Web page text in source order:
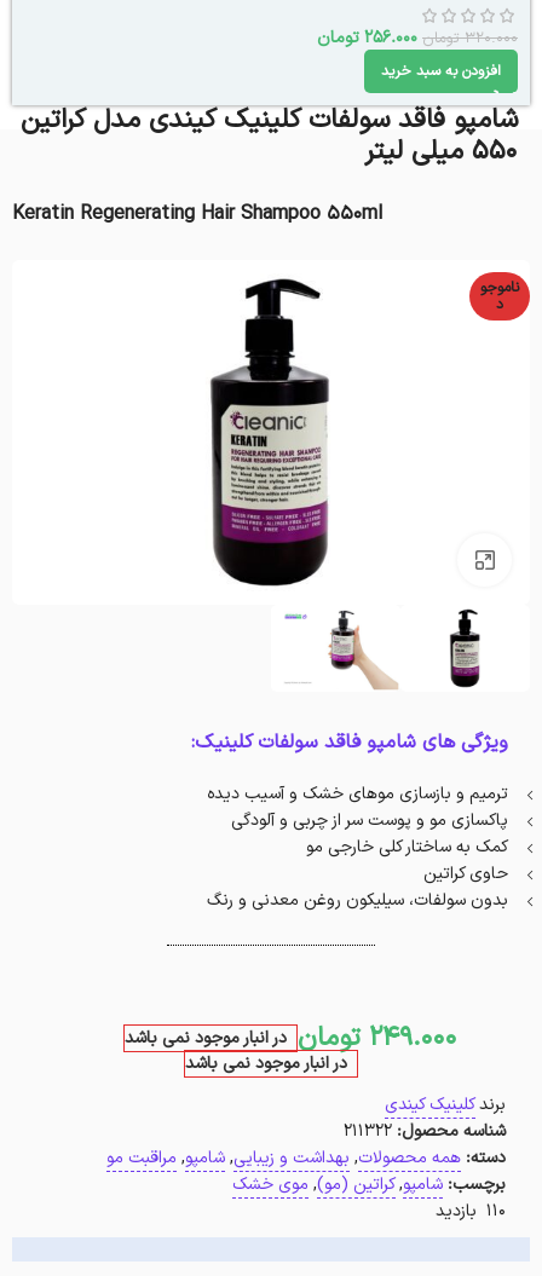
320.000 تومان 256.000تومان
افزودن به سبد خرید
شامپو فاقد سولفات کلینیک کیندی مدل کراتین
550 میلی لیتر
Keratin Regenerating Hair Shampoo 550ml
ناموجو
د
ویژگی های شامپو فاقد سولفات کلینیک:
ترمیم و بازسازی موهای خشک و آسیب دیده
پاکسازی مو و پوست سر از چربی و آلودگی
کمک به ساختار کلی خارجی مو
حاوی کراتین
بدون سولفات، سیلیکون روغن معدنی و رنگ
249.000 تومان در انبار موجود نمی باشد
در انبار موجود نمی باشد
برندکلینیک کیندی
شناسه محصول: 211322
دسته: همه محصولات, بهداشت و زیبایی,شامپو, مراقبت مو
برچسب: شامپو,کراتین (مو), موی خشک
110 بازدید